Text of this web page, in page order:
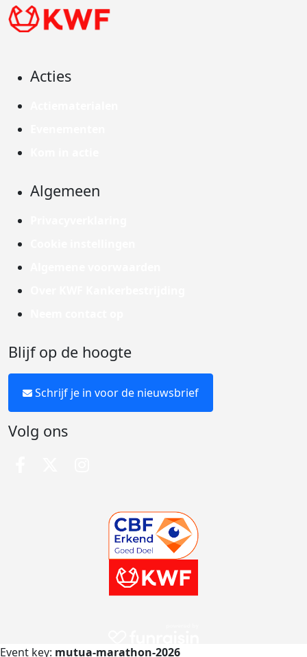
Acties
Algemeen
Blijf op de hoogte
Schrijf je in voor de nieuwsbrief
Volg ons
Event key: mutua-marathon-2026